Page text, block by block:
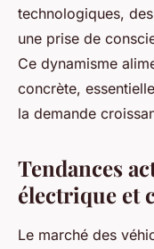
technologiques,
une prise de
Ce dynamisme
concrète,
la demande
Tendances
électrique et
Le marché des